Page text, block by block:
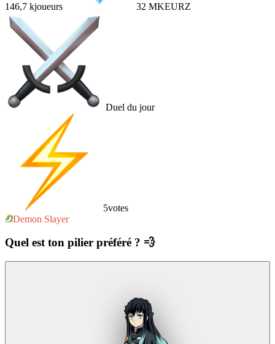
146,7 kjoueurs 32 MKEURZ
Duel du jour
5votes
Demon Slayer
Quel est ton pilier préféré ? 💨